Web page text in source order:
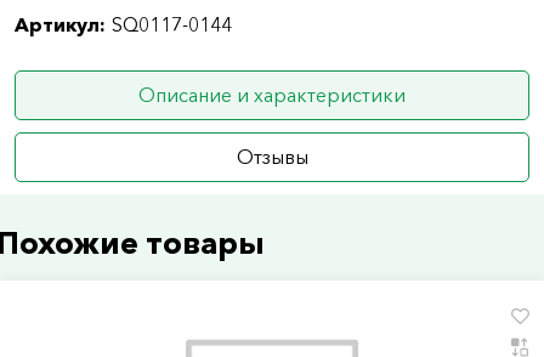
Артикул: SQ0117-0144
Описание и характеристики
Отзывы
товары